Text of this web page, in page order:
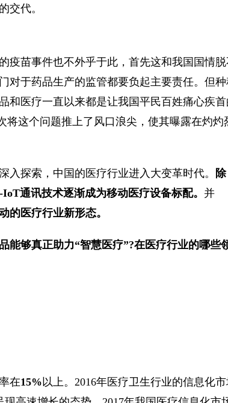
交代。
疫苗事件也不外乎于此，首先这和我国国情脱
对于药品生产的监管都要负起主要责任。但种
和医疗一直以来都是让我国平民百姓痛心疾首
将这个问题推上了风口浪尖，使其曝露在灼灼
探索，中国的医疗行业进入大变革时代。 除
通讯技术逐渐成为移动医疗设备标配。 并
的医疗行业新形态。
能够真正助力“智慧医疗”?在医疗行业的哪些
在15% 以上。2016年医疗卫生行业的信息化市